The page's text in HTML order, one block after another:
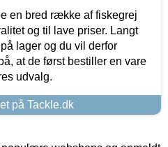
en bred række af fiskegrej
og til lave priser. Langt
lager og du vil derfor
at de først bestiller en vare
udvalg.
på Tackle.dk